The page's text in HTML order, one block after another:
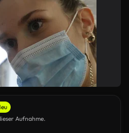
Aufnahme.